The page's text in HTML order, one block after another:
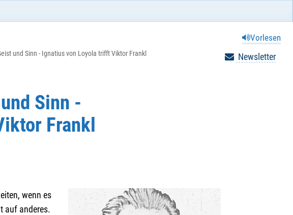
Vorlesen
Newsletter
und Sinn - Ignatius von Loyola trifft Viktor Frankl
Sinn -
Frankl
wenn es
auf anderes.